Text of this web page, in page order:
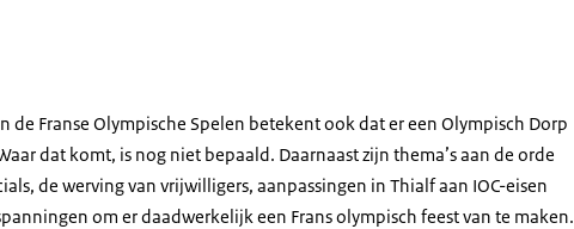
Franse Olympische Spelen betekent ook dat er een Olympisch Dorp
dat komt, is nog niet bepaald. Daarnaast zijn thema’s aan de orde
de werving van vrijwilligers, aanpassingen in Thialf aan IOC-eisen
om er daadwerkelijk een Frans olympisch feest van te maken.